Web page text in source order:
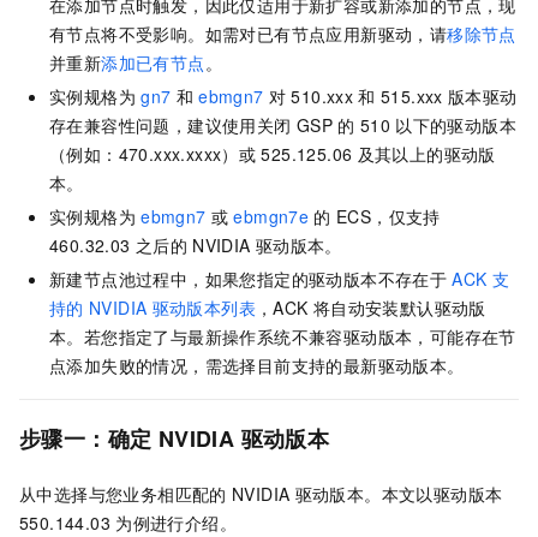
在添加节点时触发，因此仅适用于新扩容或新添加的节点，现
有节点将不受影响。如需对已有节点应用新驱动，请移除节点
并重新添加已有节点。
实例规格为 gn7 和 ebmgn7 对 510.xxx 和 515.xxx 版本驱动
存在兼容性问题，建议使用关闭 GSP 的 510 以下的驱动版本
（例如：470.xxx.xxxx）或 525.125.06 及其以上的驱动版
本。
实例规格为 ebmgn7 或 ebmgn7e 的 ECS，仅支持
460.32.03 之后的 NVIDIA 驱动版本。
新建节点池过程中，如果您指定的驱动版本不存在于 ACK 支
持的 NVIDIA 驱动版本列表 ，ACK 将自动安装默认驱动版
本。若您指定了与最新操作系统不兼容驱动版本，可能存在节
点添加失败的情况，需选择目前支持的最新驱动版本。
步骤一：确定 NVIDIA 驱动版本
从中选择与您业务相匹配的 NVIDIA 驱动版本。本文以驱动版本
550.144.03 为例进行介绍。